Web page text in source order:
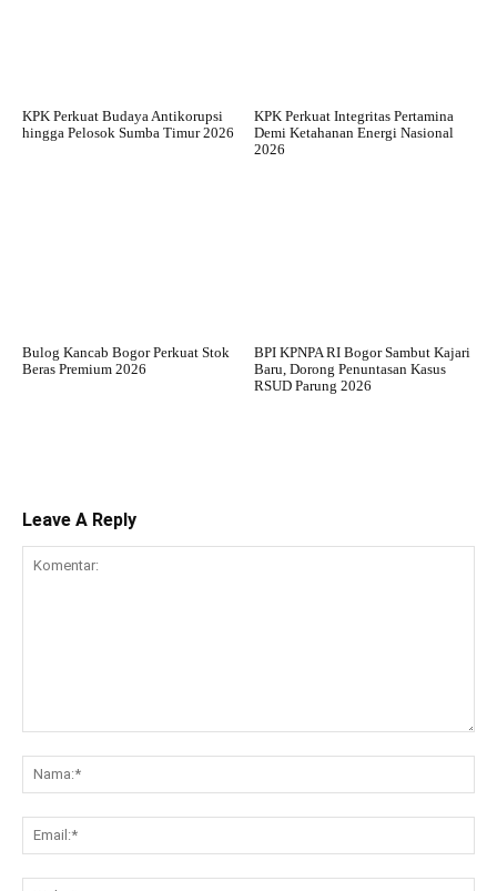
KPK Perkuat Budaya Antikorupsi
hingga Pelosok Sumba Timur 2026
KPK Perkuat Integritas Pertamina
Demi Ketahanan Energi Nasional
2026
Bulog Kancab Bogor Perkuat Stok
Beras Premium 2026
BPI KPNPA RI Bogor Sambut Kajari
Baru, Dorong Penuntasan Kasus
RSUD Parung 2026
Leave A Reply